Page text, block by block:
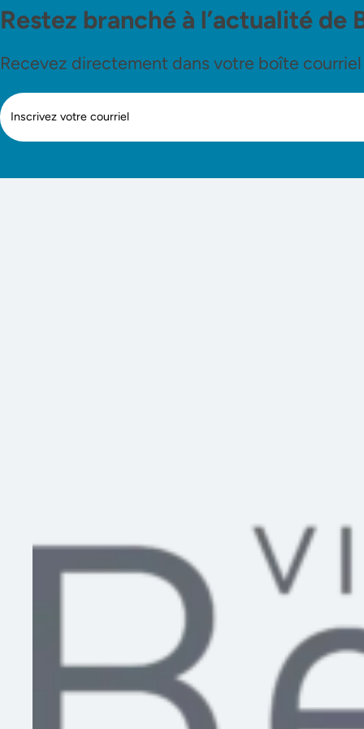
Restez branché à l’actualité de
Recevez directement dans votre boîte